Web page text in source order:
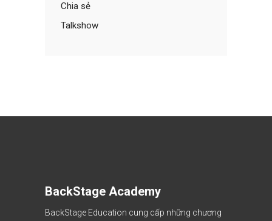
Chia sẻ
Talkshow
BackStage Academy
BackStage Education cung cấp những chương